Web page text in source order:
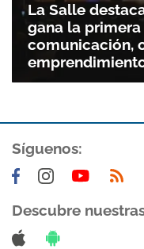
La Salle
gana la primera
comunicación,
Síguenos:
Descubre